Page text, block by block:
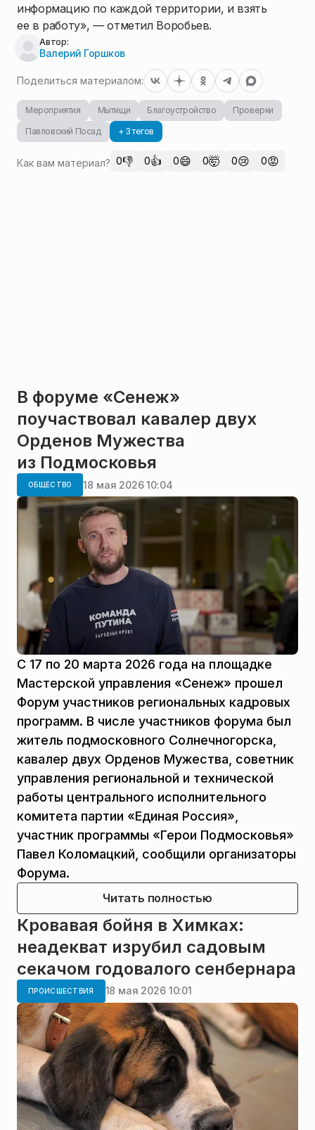
информацию по каждой территории, и взять
ее в работу», — отметил Воробьев.
Автор:
Валерий Горшков
Поделиться материалом:
Мероприятия Мытищи Благоустройство
Проверки
Павловский Посад
+ 3 тегов
Как вам материал? 0👎 0👍 0😄 0🤯 0😢 0😡
В форуме «Сенеж»
поучаствовал кавалер двух
Орденов Мужества
из Подмосковья
ОБЩЕСТВО 18 мая 2026 10:04
С 17 по 20 марта 2026 года на площадке
Мастерской управления «Сенеж» прошел
Форум участников региональных кадровых
программ. В числе участников форума был
житель подмосковного Солнечногорска,
кавалер двух Орденов Мужества, советник
управления региональной и технической
работы центрального исполнительного
комитета партии «Единая Россия»,
участник программы «Герои Подмосковья»
Павел Коломацкий, сообщили организаторы
Форума.
Читать полностью
Кровавая бойня в Химках:
неадекват изрубил садовым
секачом годовалого сенбернара
ПРОИСШЕСТВИЯ 18 мая 2026 10:01